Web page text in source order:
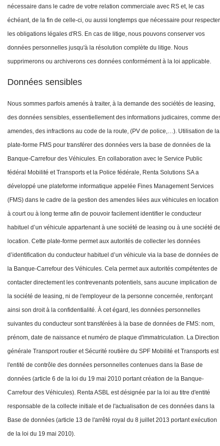
nécessaire dans le cadre de votre relation commerciale avec RS et, le cas
échéant, de la fin de celle-ci, ou aussi longtemps que nécessaire pour respecter
les obligations légales d'RS. En cas de litige, nous pouvons conserver vos
données personnelles jusqu'à la résolution complète du litige. Nous
supprimerons ou archiverons ces données conformément à la loi applicable.
Données sensibles
Nous sommes parfois amenés à traiter, à la demande des sociétés de leasing,
des données sensibles, essentiellement des informations judicaires, comme
amendes, des infractions au code de la route, (PV de police,…). Utilisation de la
plate-forme FMS pour transférer des données vers la base de données de la
Banque-Carrefour des Véhicules. En collaboration avec le Service Public
fédéral Mobilité et Transports et la Police fédérale, Renta Solutions SA a
développé une plateforme informatique appelée Fines Management Services
(FMS) dans le cadre de la gestion des amendes liées aux véhicules en location
à court ou à long terme afin de pouvoir facilement identifier le conducteur
habituel d’un véhicule appartenant à une société de leasing ou à une société
location. Cette plate-forme permet aux autorités de collecter les données
d’identification du conducteur habituel d’un véhicule via la base de données de
la Banque-Carrefour des Véhicules. Cela permet aux autorités compétentes de
contacter directement les contrevenants potentiels, sans aucune implication de
la société de leasing, ni de l'employeur de la personne concernée, renforçant
ainsi son droit à la confidentialité. À cet égard, les données personnelles
suivantes du conducteur sont transférées à la base de données de FMS: nom,
prénom, date de naissance et numéro de plaque d'immatriculation. La Direction
générale Transport routier et Sécurité routière du SPF Mobilité et Transports est
l'entité de contrôle des données personnelles contenues dans la Base de
données (article 6 de la loi du 19 mai 2010 portant création de la Banque-
Carrefour des Véhicules). Renta ASBL est désignée par la loi au titre d'entité
responsable de la collecte initiale et de l'actualisation de ces données dans la
Base de données (article 13 de l'arrêté royal du 8 juillet 2013 portant exécution
de la loi du 19 mai 2010).